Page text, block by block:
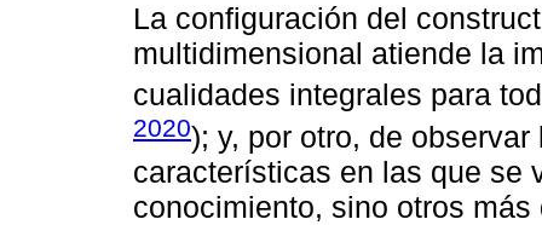
La configuración del
multidimensional atiende la
cualidades integrales para
2020); y, por otro, de
características en las que se
conocimiento, sino otros